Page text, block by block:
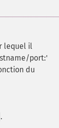
lequel il
port:'
du
.